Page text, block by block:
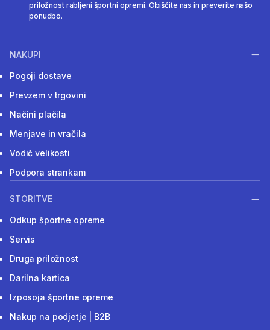
priložnost rabljeni športni opremi. Obiščite nas in preverite našo
ponudbo.
NAKUPI
Pogoji dostave
Prevzem v trgovini
Načini plačila
Menjave in vračila
Vodič velikosti
Podpora strankam
STORITVE
Odkup športne opreme
Servis
Druga priložnost
Darilna kartica
Izposoja športne opreme
Nakup na podjetje | B2B